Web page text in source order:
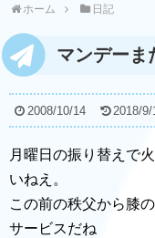
ホーム 日記
マンデーま
2008/10/14 2018/9/
月曜日の振り替えで
いねえ。
この前の秩父から膝
サービスだね